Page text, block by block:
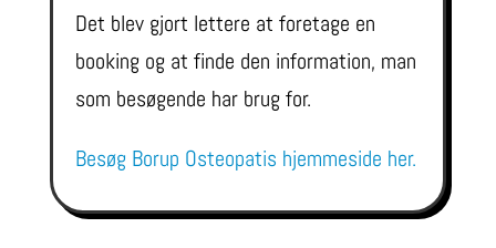
Det blev gjort lettere at foretage en
booking og at finde den information, man
som besøgende har brug for.
Besøg Borup Osteopatis hjemmeside her.